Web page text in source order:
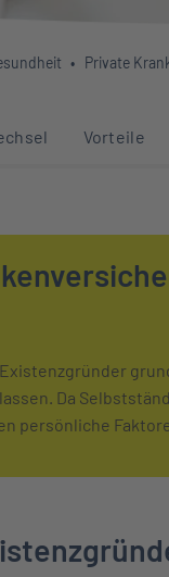
Private
den Vorteile
Da
persönliche